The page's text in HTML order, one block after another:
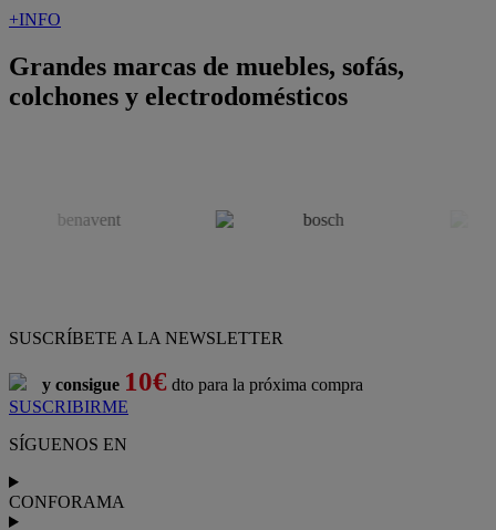
+INFO
Grandes marcas de muebles, sofás,
colchones y electrodomésticos
SUSCRÍBETE A LA NEWSLETTER
y consigue 10€ dto para la próxima compra
SUSCRIBIRME
SÍGUENOS EN
CONFORAMA